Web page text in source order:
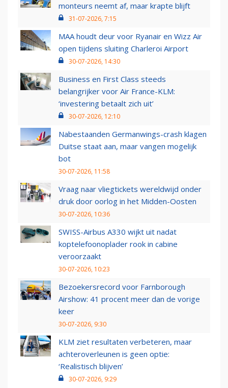
monteurs neemt af, maar krapte blijft
31-07-2026, 7:15
MAA houdt deur voor Ryanair en Wizz Air
open tijdens sluiting Charleroi Airport
30-07-2026, 14:30
Business en First Class steeds
belangrijker voor Air France-KLM:
‘investering betaalt zich uit’
30-07-2026, 12:10
Nabestaanden Germanwings-crash klagen
Duitse staat aan, maar vangen mogelijk
bot
30-07-2026, 11:58
Vraag naar vliegtickets wereldwijd onder
druk door oorlog in het Midden-Oosten
30-07-2026, 10:36
SWISS-Airbus A330 wijkt uit nadat
koptelefoonoplader rook in cabine
veroorzaakt
30-07-2026, 10:23
Bezoekersrecord voor Farnborough
Airshow: 41 procent meer dan de vorige
keer
30-07-2026, 9:30
KLM ziet resultaten verbeteren, maar
achteroverleunen is geen optie:
‘Realistisch blijven’
30-07-2026, 9:29